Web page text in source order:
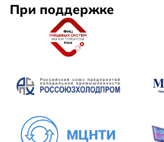
При поддержке